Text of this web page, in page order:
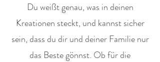
Du weißt genau, was in deinen
Kreationen steckt, und kannst sicher
sein, dass du dir und deiner Familie nur
das Beste gönnst. Ob für die